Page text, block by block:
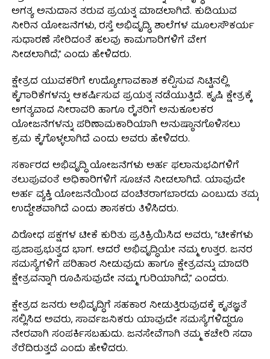
ಅಗತ್ಯ ಅನುದಾನ ತರುವ ಪ್ರಯತ್ನ ಮಾಡಲಾಗಿದೆ. ಕುಡಿಯುವ
ನೀರಿನ ಯೋಜನೆಗಳು, ರಸ್ತೆ ಅಭಿವೃದ್ಧಿ, ಶಾಲೆಗಳ ಮೂಲಸೌಕರ್ಯ
ಸುಧಾರಣೆ ಸೇರಿದಂತೆ ಹಲವು ಕಾಮಗಾರಿಗಳಿಗೆ ವೇಗ
ನೀಡಲಾಗಿದೆ,” ಎಂದು ಹೇಳಿದರು.
ಕ್ಷೇತ್ರದ ಯುವಕರಿಗೆ ಉದ್ಯೋಗಾವಕಾಶ ಕಲ್ಪಿಸುವ ನಿಟ್ಟಿನಲ್ಲಿ
ಕೈಗಾರಿಕೆಗಳನ್ನು ಆಕರ್ಷಿಸುವ ಪ್ರಯತ್ನ ನಡೆಯುತ್ತಿದೆ. ಕೃಷಿ ಕ್ಷೇತ್ರಕ್ಕೆ
ಅಗತ್ಯವಾದ ನೀರಾವರಿ ಹಾಗೂ ರೈತರಿಗೆ ಅನುಕೂಲಕರ
ಯೋಜನೆಗಳನ್ನು ಪರಿಣಾಮಕಾರಿಯಾಗಿ ಅನುಷ್ಠಾನಗೊಳಿಸಲು
ಕ್ರಮ ಕೈಗೊಳ್ಳಲಾಗಿದೆ ಎಂದು ಅವರು ಹೇಳಿದರು.
ಸರ್ಕಾರದ ಅಭಿವೃದ್ಧಿ ಯೋಜನೆಗಳು ಅರ್ಹ ಫಲಾನುಭವಿಗಳಿಗೆ
ತಲುಪುವಂತೆ ಅಧಿಕಾರಿಗಳಿಗೆ ಸೂಚನೆ ನೀಡಲಾಗಿದೆ. ಯಾವುದೇ
ಅರ್ಹ ವ್ಯಕ್ತಿ ಯೋಜನೆಯಿಂದ ವಂಚಿತರಾಗಬಾರದು ಎಂಬುದು ತಮ್ಮ
ಉದ್ದೇಶವಾಗಿದೆ ಎಂದು ಶಾಸಕರು ತಿಳಿಸಿದರು.
ವಿರೋಧ ಪಕ್ಷಗಳ ಟೀಕೆ ಕುರಿತು ಪ್ರತಿಕ್ರಿಯಿಸಿದ ಅವರು, “ಟೀಕೆಗಳು
ಪ್ರಜಾಪ್ರಭುತ್ವದ ಭಾಗ. ಆದರೆ ಅಭಿವೃದ್ಧಿಯೇ ನಮ್ಮ ಉತ್ತರ. ಜನರ
ಸಮಸ್ಯೆಗಳಿಗೆ ಪರಿಹಾರ ನೀಡುವುದು ಹಾಗೂ ಕ್ಷೇತ್ರವನ್ನು ಮಾದರಿ
ಕ್ಷೇತ್ರವನ್ನಾಗಿ ರೂಪಿಸುವುದೇ ನಮ್ಮ ಗುರಿಯಾಗಿದೆ,” ಎಂದರು.
ಕ್ಷೇತ್ರದ ಜನರು ಅಭಿವೃದ್ಧಿಗೆ ಸಹಕಾರ ನೀಡುತ್ತಿರುವುದಕ್ಕೆ ಕೃತಜ್ಞತೆ
ಸಲ್ಲಿಸಿದ ಅವರು, ಸಾರ್ವಜನಿಕರು ಯಾವುದೇ ಸಮಸ್ಯೆಗಳಿದ್ದರೂ
ನೇರವಾಗಿ ಸಂಪರ್ಕಿಸಬಹುದು. ಜನಸೇವೆಗಾಗಿ ತಮ್ಮ ಕಚೇರಿ ಸದಾ
ತೆರೆದಿರುತ್ತದೆ ಎಂದು ಹೇಳಿದರು.